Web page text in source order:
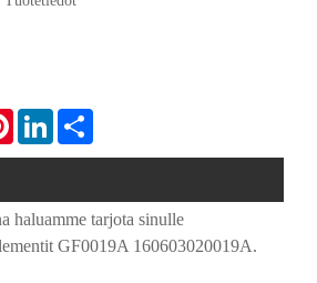
PinterestLinkedIn
haluamme tarjota sinulle
GF0019A 160603020019A.